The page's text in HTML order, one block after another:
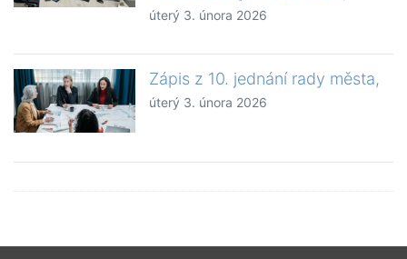
úterý 3. února 2026
Zápis z 10. jednání rady města,
úterý 3. února 2026